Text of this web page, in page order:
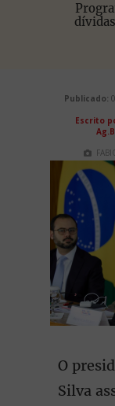
Publicado:
Escrito
O
Silva